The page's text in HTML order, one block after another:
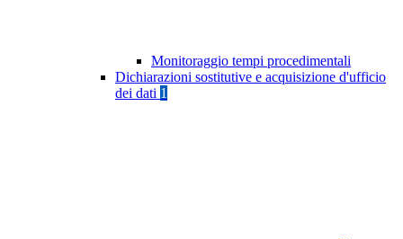
Monitoraggio tempi procedimentali
Dichiarazioni sostitutive e acquisizione d'ufficio
dei dati 1